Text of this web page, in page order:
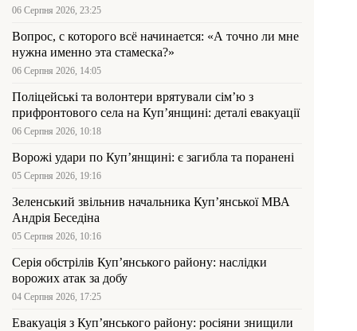
06 Серпня 2026, 23:25
Вопрос, с которого всё начинается: «А точно ли мне
нужна именно эта стамеска?»
06 Серпня 2026, 14:05
Поліцейські та волонтери врятували сім’ю з
прифронтового села на Куп’янщині: деталі евакуації
06 Серпня 2026, 10:18
Ворожі удари по Куп’янщині: є загибла та поранені
05 Серпня 2026, 19:16
Зеленський звільнив начальника Купʼянської МВА
Андрія Беседіна
05 Серпня 2026, 10:16
Серія обстрілів Куп’янського району: наслідки
ворожих атак за добу
04 Серпня 2026, 17:25
Евакуація з Куп’янського району: росіяни знищили